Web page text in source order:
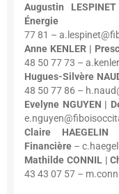
Augustin
Énergie –
77 81 –
Anne KENLER |
48 50 77 73 –
Hugues-Silvère
48 50 77 86 –
Evelyne NGUYEN |
Claire
Financière –
Mathilde CONNIL |
43 43 07 57 –